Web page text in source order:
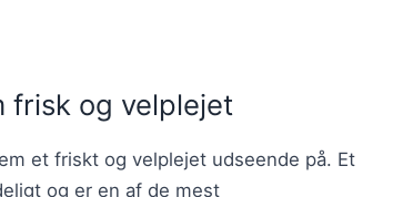
frisk og velplejet
et friskt og velplejet udseende på. Et
og er en af de mest